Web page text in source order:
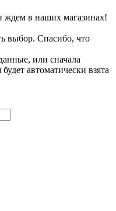
ждем в наших магазинах!
выбор. Спасибо, что
или сначала
автоматически взята